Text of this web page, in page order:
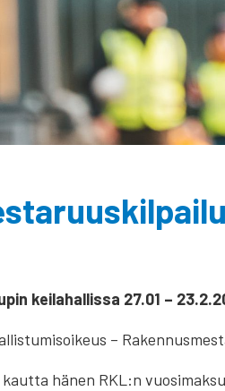
keilahallissa 27.01 –
–
hänen RKL:n